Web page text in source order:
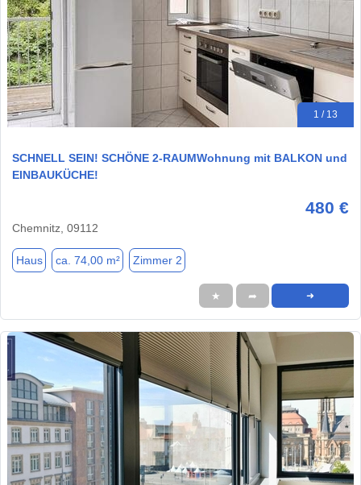
1 / 13
SCHNELL SEIN! SCHÖNE 2-RAUMWohnung mit BALKON und
EINBAUKÜCHE!
480 €
Chemnitz, 09112
Haus ca. 74,00 m² Zimmer 2
★ ➦ ➜